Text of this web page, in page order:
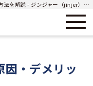
業務の属人化とは？原因・デメリット・解消方法を解説 - ジンジャー（jinjer）｜統合型人事システム
・デメリッ